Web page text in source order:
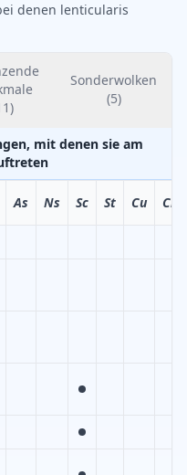
denen lenticularis
)
Sonderwolken
(5)
mit denen sie am
As Ns Sc St Cu Cb